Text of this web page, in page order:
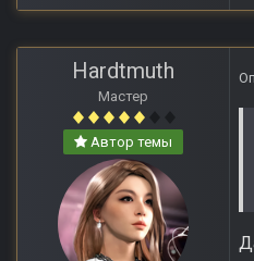
Hardtmuth
Мастер
Автор темы